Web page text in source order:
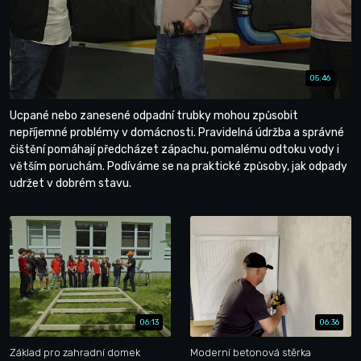
05:46
Ucpané nebo zanesené odpadní trubky mohou způsobit
nepříjemné problémy v domácnosti. Pravidelná údržba a správné
čištění pomáhají předcházet zápachu, pomalému odtoku vody i
větším poruchám. Podíváme se na praktické způsoby, jak odpady
udržet v dobrém stavu.
06:13
Základ pro zahradní domek
06:36
Moderní betonová stěrka